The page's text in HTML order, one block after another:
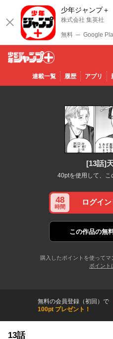
少年ジャンプ＋
株式会社 集英社
無料 ─ Google
少年ジ
ャンプ
連載一覧 履歴 アプリ
[13話]
40ptを使用して、こ
48
時間
ログイ
この作品の無
購入したポイントを使ってマ
ポイント
無料の会員登録（初回）で
100pt プレゼント！
13話